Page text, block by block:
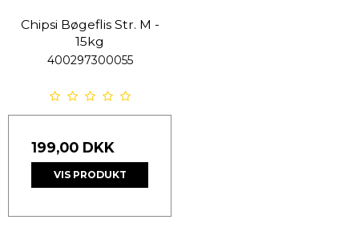
Chipsi Bøgeflis Str. M -
15kg
400297300055
199,00 DKK
VIS PRODUKT